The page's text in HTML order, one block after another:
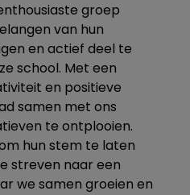
groep
van hun
en actief deel te
school. Met een
en positieve
samen met ons
te ontplooien.
hun stem te laten
streven naar een
we samen groeien en